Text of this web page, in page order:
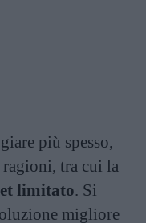
più spesso,
tra cui la
limitato. Si
migliore